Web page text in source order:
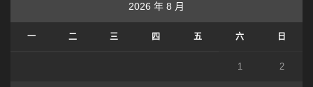
2026 年 8 月
一 二 三 四 五 六 日
1 2